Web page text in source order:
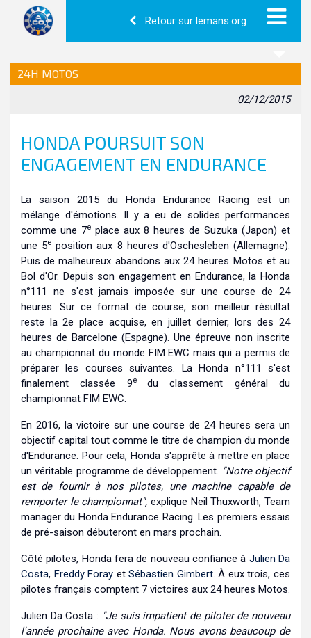
Retour sur lemans.org
24H MOTOS
02/12/2015
HONDA POURSUIT SON
ENGAGEMENT EN ENDURANCE
La saison 2015 du Honda Endurance Racing est un
mélange d'émotions. Il y a eu de solides performances
comme une 7e place aux 8 heures de Suzuka (Japon) et
une 5e position aux 8 heures d'Oschesleben (Allemagne).
Puis de malheureux abandons aux 24 heures Motos et au
Bol d'Or. Depuis son engagement en Endurance, la Honda
n°111 ne s'est jamais imposée sur une course de 24
heures. Sur ce format de course, son meilleur résultat
reste la 2e place acquise, en juillet dernier, lors des 24
heures de Barcelone (Espagne). Une épreuve non inscrite
au championnat du monde FIM EWC mais qui a permis de
préparer les courses suivantes. La Honda n°111 s'est
finalement classée 9e du classement général du
championnat FIM EWC.
En 2016, la victoire sur une course de 24 heures sera un
objectif capital tout comme le titre de champion du monde
d'Endurance. Pour cela, Honda s'apprête à mettre en place
un véritable programme de développement. "Notre objectif
est de fournir à nos pilotes, une machine capable de
remporter le championnat", explique Neil Thuxworth, Team
manager du Honda Endurance Racing. Les premiers essais
de pré-saison débuteront en mars prochain.
Côté pilotes, Honda fera de nouveau confiance à Julien Da
Costa, Freddy Foray etSébastien Gimbert. À eux trois, ces
pilotes français comptent 7 victoires aux 24 heures Motos.
Julien Da Costa : "Je suis impatient de piloter de nouveau
l'année prochaine avec Honda. Nous avons beaucoup de